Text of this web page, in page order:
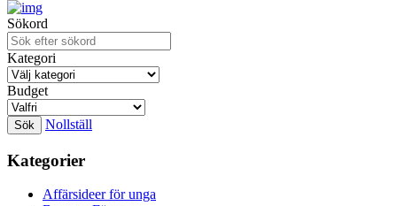
Sökord
Kategori
Budget
Nollställ
Kategorier
Affärsideer för unga